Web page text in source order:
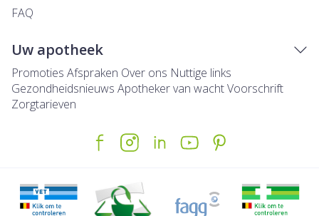
FAQ
Uw apotheek
Promoties Afspraken Over ons Nuttige links
Gezondheidsnieuws Apotheker van wachtVoorschrift
Zorgtarieven